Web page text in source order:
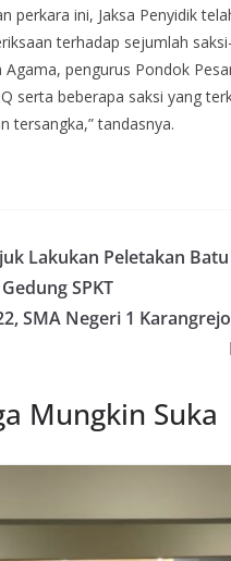
perkara ini, Jaksa Penyidik
terhadap sejumlah
Agama, pengurus Pondok
serta beberapa saksi yang
tersangka,” tandasnya.
Lakukan Peletakan
SPKT
SMA Negeri 1
Mungkin Suka